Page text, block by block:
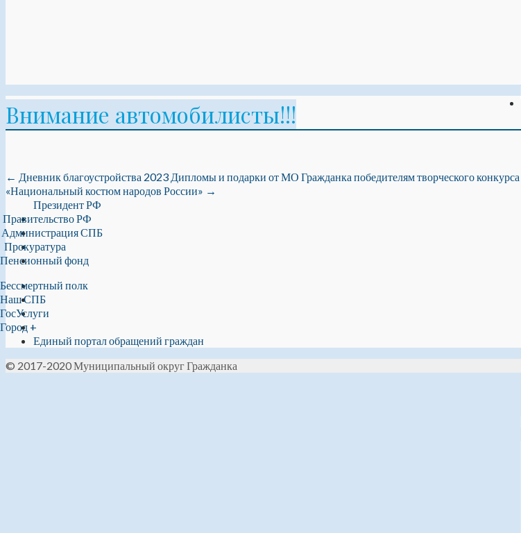
Внимание автомобилисты!!!
← Дневник благоустройства 2023 Дипломы и подарки от МО Гражданка победителям творческого конкурса
«Национальный костюм народов России» →
Президент РФ
Правительство РФ
Администрация СПБ
Прокуратура
Пенсионный фонд
Бессмертный полк
Наш СПБ
ГосУслуги
Город +
Единый портал обращений граждан
© 2017-2020 Муниципальный округ Гражданка